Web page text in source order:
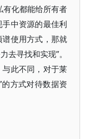
有化都能给所有者
中资源的最佳利
使用方式，那就
去寻找和实现”。
此不同，对于莱
方式对待数据资